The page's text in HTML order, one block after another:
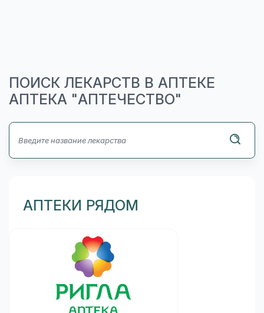
ПОИСК ЛЕКАРСТВ В АПТЕКЕ
АПТЕКА "АПТЕЧЕСТВО"
АПТЕКИ РЯДОМ